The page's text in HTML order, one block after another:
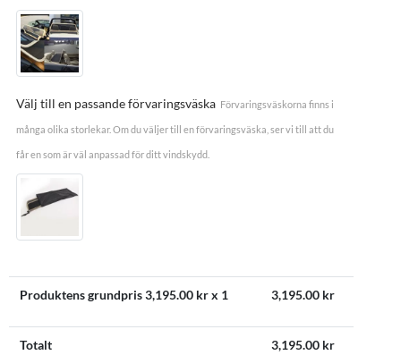
Välj till en passande förvaringsväska Förvaringsväskorna finns i
många olika storlekar. Om du väljer till en förvaringsväska, ser vi till att du
får en som är väl anpassad för ditt vindskydd.
Produktens grundpris3,195.00 kr x 1 3,195.00 kr
Totalt 3,195.00 kr